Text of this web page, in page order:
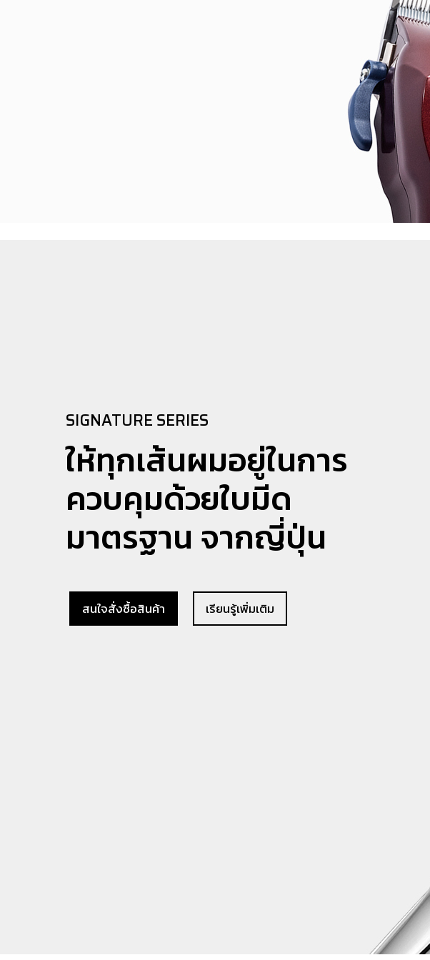
SIGNATURE SERIES
ให้ทุกเส้นผมอยู่ในการ
ควบคุมด้วยใบมีด
มาตรฐาน จากญี่ปุ่น
สนใจสั่งซื้อสินค้า เรียนรู้เพิ่มเติม